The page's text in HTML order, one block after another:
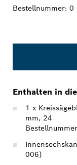
Bestellnummer: 0
Enthalten in
1 x
mm, 24
006)